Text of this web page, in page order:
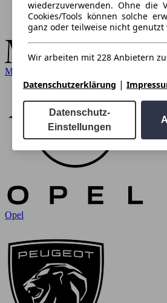
Mercedes-Benz
Opel
wiederzuverwenden. Ohne die
Cookies/Tools können solche
ganz oder teilweise nicht genutzt
Wir arbeiten mit 228 Anbietern
Datenschutzerklärung |
Datenschutz-
Einstellungen